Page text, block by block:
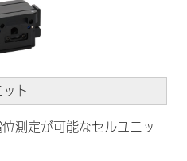
ト
測定が可能なセルユニッ